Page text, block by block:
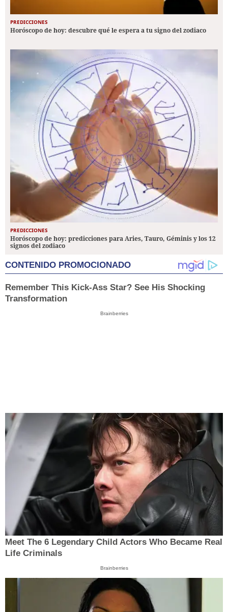
PREDICCIONES
Horóscopo de hoy: descubre qué le espera a tu signo del zodiaco
PREDICCIONES
Horóscopo de hoy: predicciones para Aries, Tauro, Géminis y los 12
signos del zodiaco
CONTENIDO PROMOCIONADO
Remember This Kick-Ass Star? See His Shocking
Transformation
Brainberries
Meet The 6 Legendary Child Actors Who Became Real
Life Criminals
Brainberries